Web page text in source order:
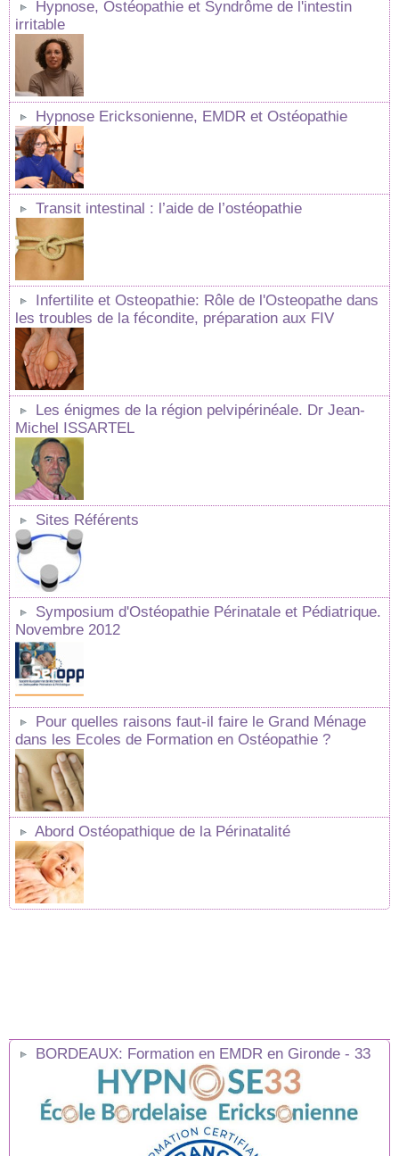
Hypnose, Ostéopathie et Syndrôme de l'intestin
irritable
Hypnose Ericksonienne, EMDR et Ostéopathie
Transit intestinal : l’aide de l’ostéopathie
Infertilite et Osteopathie: Rôle de l'Osteopathe dans
les troubles de la fécondite, préparation aux FIV
Les énigmes de la région pelvipérinéale. Dr Jean-
Michel ISSARTEL
Sites Référents
Symposium d'Ostéopathie Périnatale et Pédiatrique.
Novembre 2012
Pour quelles raisons faut-il faire le Grand Ménage
dans les Ecoles de Formation en Ostéopathie ?
Abord Ostéopathique de la Périnatalité
BORDEAUX: Formation en EMDR en Gironde - 33